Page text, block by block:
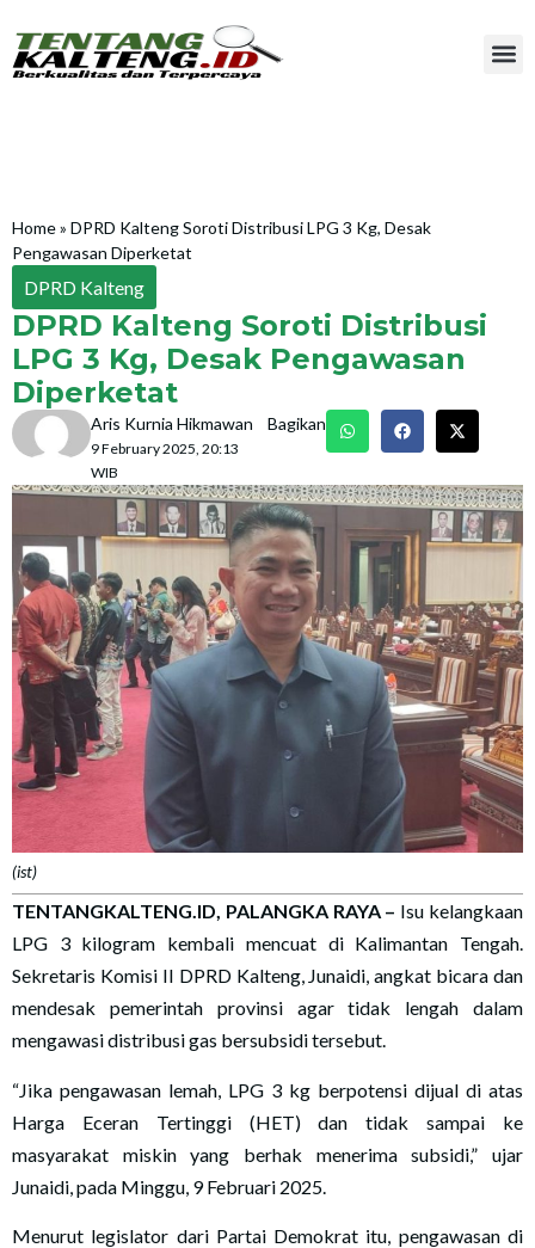
Home» DPRD Kalteng Soroti Distribusi LPG 3 Kg, Desak
Pengawasan Diperketat
DPRD Kalteng
DPRD Kalteng Soroti Distribusi
LPG 3 Kg, Desak Pengawasan
Diperketat
Aris Kurnia Hikmawan
9 February 2025, 20:13
WIB
Bagikan
(ist)
TENTANGKALTENG.ID, PALANGKA RAYA – Isu kelangkaan
LPG 3 kilogram kembali mencuat di Kalimantan Tengah.
Sekretaris Komisi II DPRD Kalteng, Junaidi, angkat bicara dan
mendesak pemerintah provinsi agar tidak lengah dalam
mengawasi distribusi gas bersubsidi tersebut.
“Jika pengawasan lemah, LPG 3 kg berpotensi dijual di atas
Harga Eceran Tertinggi (HET) dan tidak sampai ke
masyarakat miskin yang berhak menerima subsidi,” ujar
Junaidi, pada Minggu, 9 Februari 2025.
Menurut legislator dari Partai Demokrat itu, pengawasan di